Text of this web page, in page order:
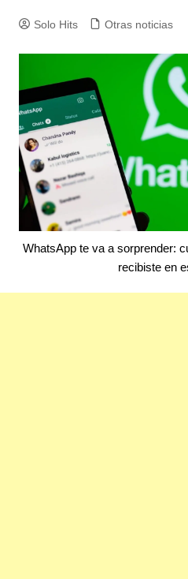
Solo Hits Otras noticias
WhatsApp te va a sorprender:
recibiste en